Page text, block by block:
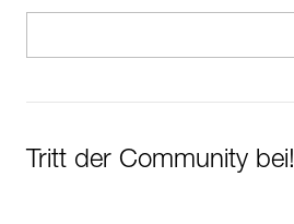
Tritt der Community bei!